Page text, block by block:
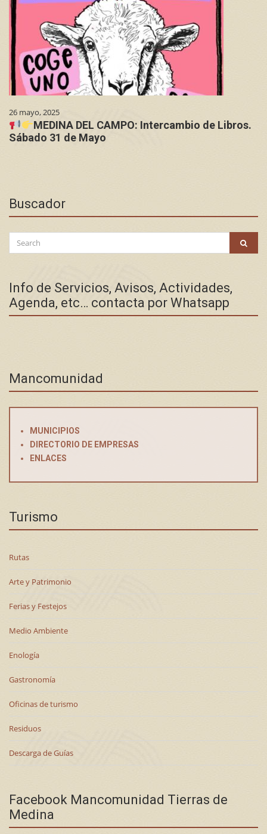
26 mayo, 2025
MEDINA DEL CAMPO: Intercambio de Libros.
Sábado 31 de Mayo
Buscador
Search
for:
Info de Servicios, Avisos, Actividades,
Agenda, etc… contacta por Whatsapp
Mancomunidad
MUNICIPIOS
DIRECTORIO DE EMPRESAS
ENLACES
Turismo
Rutas
Arte y Patrimonio
Ferias y Festejos
Medio Ambiente
Enología
Gastronomía
Oficinas de turismo
Residuos
Descarga de Guías
Facebook Mancomunidad Tierras de
Medina